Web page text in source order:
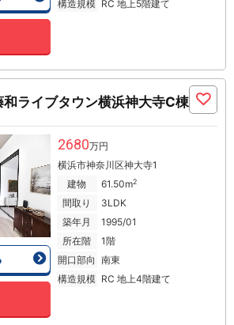
構造規模 RC 地上5階建て
和ライブタウン横浜神大寺C棟
2680万円
横浜市神奈川区神大寺1
建物
61.50m2
間取り
3LDK
築年月
1995/01
所在階
1階
開口部向 南東
構造規模 RC 地上4階建て